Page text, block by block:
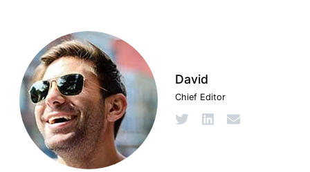
David
Chief Editor